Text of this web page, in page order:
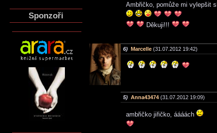
Sponzoři
Ambřičko, pomůže mi vylepšit
Děkuji!!!
6) Marcelle (31.07.2012 19:42)
5) Anna43474 (31.07.2012 19:09)
ambřičko jiřičko, áááách